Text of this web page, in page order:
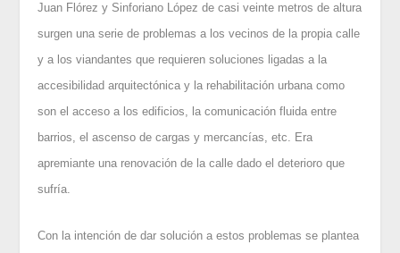
Juan Flórez y Sinforiano López de casi veinte metros de altura
surgen una serie de problemas a los vecinos de la propia calle
y a los viandantes que requieren soluciones ligadas a la
accesibilidad arquitectónica y la rehabilitación urbana como
son el acceso a los edificios, la comunicación fluida entre
barrios, el ascenso de cargas y mercancías, etc. Era
apremiante una renovación de la calle dado el deterioro que
sufría.
Con la intención de dar solución a estos problemas se plantea